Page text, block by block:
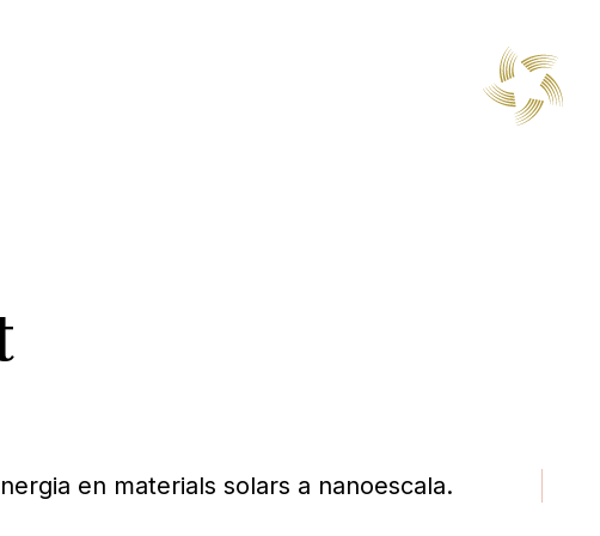
en materials solars a nanoescala.